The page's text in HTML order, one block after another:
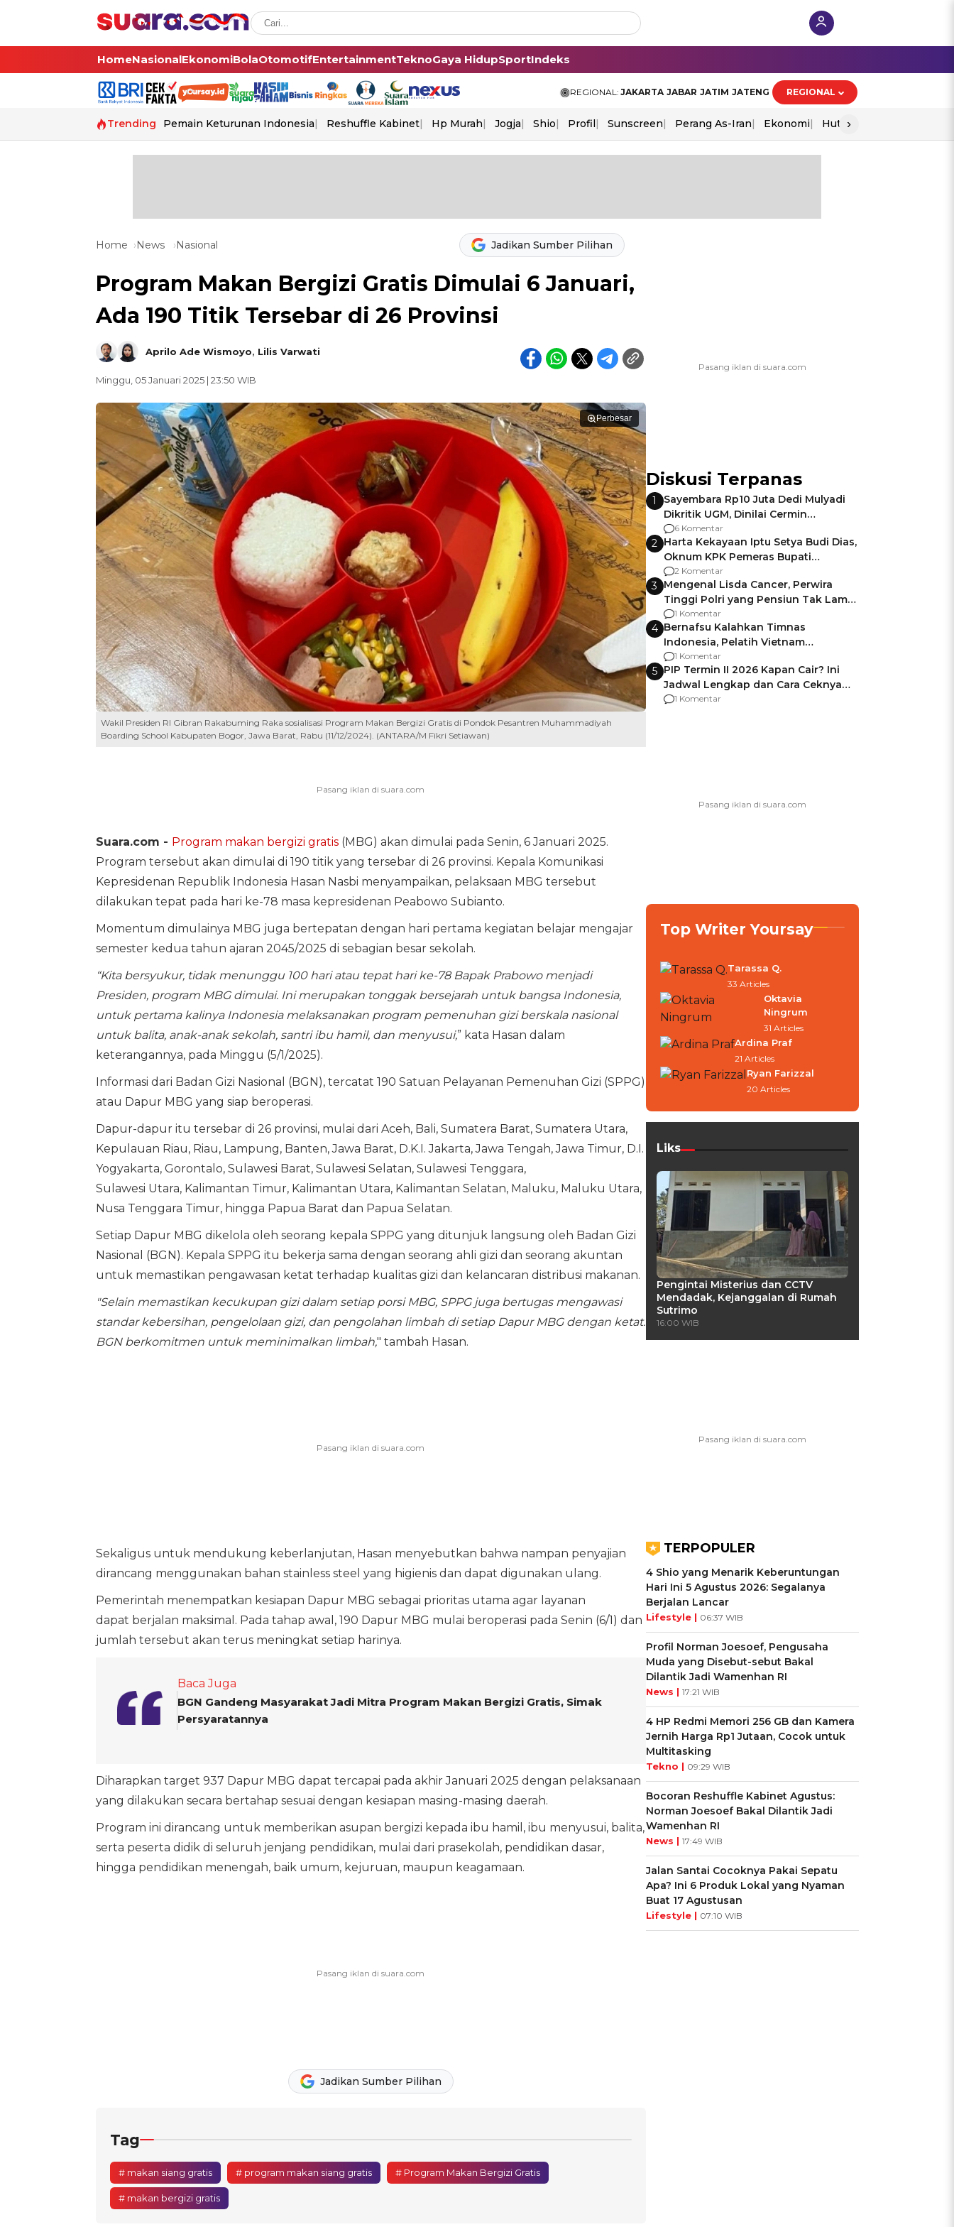
HomeNasionalEkonomiBolaOtomotifEntertainmentTeknoGaya HidupSportIndeks
REGIONAL: JAKARTA JABAR JATIM JATENG REGIONAL
Trending Pemain Keturunan Indonesia Reshuffle Kabinet Hp Murah Jogja Shio Profil Sunscreen Perang As-Iran Ekonomi Hut Ri
›
Home News Nasional Jadikan Sumber Pilihan
Program Makan Bergizi Gratis Dimulai 6 Januari,
Ada 190 Titik Tersebar di 26 Provinsi
Aprilo Ade Wismoyo, Lilis Varwati
Minggu, 05 Januari 2025 | 23:50 WIB
Perbesar
Wakil Presiden RI Gibran Rakabuming Raka sosialisasi Program Makan Bergizi Gratis di Pondok Pesantren Muhammadiyah
Boarding School Kabupaten Bogor, Jawa Barat, Rabu (11/12/2024). (ANTARA/M Fikri Setiawan)
Suara.com - Program makan bergizi gratis(MBG) akan dimulai pada Senin, 6 Januari 2025.
Program tersebut akan dimulai di 190 titik yang tersebar di 26 provinsi. Kepala Komunikasi
Kepresidenan Republik Indonesia Hasan Nasbi menyampaikan, pelaksaan MBG tersebut
dilakukan tepat pada hari ke-78 masa kepresidenan Peabowo Subianto.
Momentum dimulainya MBG juga bertepatan dengan hari pertama kegiatan belajar mengajar
semester kedua tahun ajaran 2045/2025 di sebagian besar sekolah.
“Kita bersyukur, tidak menunggu 100 hari atau tepat hari ke-78 Bapak Prabowo menjadi
Presiden, program MBG dimulai. Ini merupakan tonggak bersejarah untuk bangsa Indonesia,
untuk pertama kalinya Indonesia melaksanakan program pemenuhan gizi berskala nasional
untuk balita, anak-anak sekolah, santri ibu hamil, dan menyusui,” kata Hasan dalam
keterangannya, pada Minggu (5/1/2025).
Informasi dari Badan Gizi Nasional (BGN), tercatat 190 Satuan Pelayanan Pemenuhan Gizi (SPPG)
atau Dapur MBG yang siap beroperasi.
Dapur-dapur itu tersebar di 26 provinsi, mulai dari Aceh, Bali, Sumatera Barat, Sumatera Utara,
Kepulauan Riau, Riau, Lampung, Banten, Jawa Barat, D.K.I. Jakarta, Jawa Tengah, Jawa Timur, D.I.
Yogyakarta, Gorontalo, Sulawesi Barat, Sulawesi Selatan, Sulawesi Tenggara,
Sulawesi Utara, Kalimantan Timur, Kalimantan Utara, Kalimantan Selatan, Maluku, Maluku Utara,
Nusa Tenggara Timur, hingga Papua Barat dan Papua Selatan.
Setiap Dapur MBG dikelola oleh seorang kepala SPPG yang ditunjuk langsung oleh Badan Gizi
Nasional (BGN). Kepala SPPG itu bekerja sama dengan seorang ahli gizi dan seorang akuntan
untuk memastikan pengawasan ketat terhadap kualitas gizi dan kelancaran distribusi makanan.
"Selain memastikan kecukupan gizi dalam setiap porsi MBG, SPPG juga bertugas mengawasi
standar kebersihan, pengelolaan gizi, dan pengolahan limbah di setiap Dapur MBG dengan ketat.
BGN berkomitmen untuk meminimalkan limbah," tambah Hasan.
Sekaligus untuk mendukung keberlanjutan, Hasan menyebutkan bahwa nampan penyajian
dirancang menggunakan bahan stainless steel yang higienis dan dapat digunakan ulang.
Pemerintah menempatkan kesiapan Dapur MBG sebagai prioritas utama agar layanan
dapat berjalan maksimal. Pada tahap awal, 190 Dapur MBG mulai beroperasi pada Senin (6/1) dan
jumlah tersebut akan terus meningkat setiap harinya.
Baca Juga
BGN Gandeng Masyarakat Jadi Mitra Program Makan Bergizi Gratis, Simak
Persyaratannya
Diharapkan target 937 Dapur MBG dapat tercapai pada akhir Januari 2025 dengan pelaksanaan
yang dilakukan secara bertahap sesuai dengan kesiapan masing-masing daerah.
Program ini dirancang untuk memberikan asupan bergizi kepada ibu hamil, ibu menyusui, balita,
serta peserta didik di seluruh jenjang pendidikan, mulai dari prasekolah, pendidikan dasar,
hingga pendidikan menengah, baik umum, kejuruan, maupun keagamaan.
Jadikan Sumber Pilihan
Tag
# makan siang gratis # program makan siang gratis # Program Makan Bergizi Gratis
# makan bergizi gratis
Diskusi Terpanas
1
Sayembara Rp10 Juta Dedi Mulyadi
Dikritik UGM, Dinilai Cermin
Gagalnya Negara Jamin Keamanan
6 Komentar
2 Harta Kekayaan Iptu Setya Budi Dias,
Oknum KPK Pemeras Bupati
Pemalang
2 Komentar
3 Mengenal Lisda Cancer, Perwira
Tinggi Polri yang Pensiun Tak Lama
Usai Jadi Brigjen
1 Komentar
4 Bernafsu Kalahkan Timnas
Indonesia, Pelatih Vietnam
Berencana Pakai Jimat di Pakansari
1 Komentar
5 PIP Termin II 2026 Kapan Cair? Ini
Jadwal Lengkap dan Cara Ceknya
agar Dana Tidak Hangus!
1 Komentar
Top Writer Yoursay
Tarassa Q.
33 Articles
Oktavia
Ningrum
31 Articles
Ardina Praf
21 Articles
Ryan Farizzal
20 Articles
Liks
Pengintai Misterius dan CCTV
Mendadak, Kejanggalan di Rumah
Sutrimo
16:00 WIB
TERPOPULER
4 Shio yang Menarik Keberuntungan
Hari Ini 5 Agustus 2026: Segalanya
Berjalan Lancar
Lifestyle | 06:37 WIB
Profil Norman Joesoef, Pengusaha
Muda yang Disebut-sebut Bakal
Dilantik Jadi Wamenhan RI
News | 17:21 WIB
4 HP Redmi Memori 256 GB dan Kamera
Jernih Harga Rp1 Jutaan, Cocok untuk
Multitasking
Tekno | 09:29 WIB
Bocoran Reshuffle Kabinet Agustus:
Norman Joesoef Bakal Dilantik Jadi
Wamenhan RI
News | 17:49 WIB
Jalan Santai Cocoknya Pakai Sepatu
Apa? Ini 6 Produk Lokal yang Nyaman
Buat 17 Agustusan
Lifestyle | 07:10 WIB